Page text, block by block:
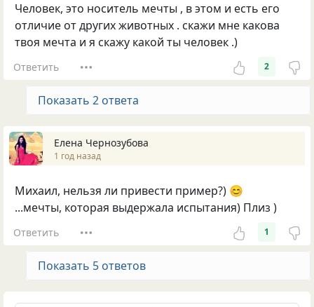
Человек, это носитель мечты , в этом и есть его
отличие от других животных . скажи мне какова
твоя мечта и я скажу какой ты человек .)
Ответить 2
Показать 2 ответа
Елена Чернозубова
1 год назад
Михаил, нельзя ли привести пример?) 😊
...мечты, которая выдержала испытания) Плиз )
Ответить 1
Показать 5 ответов